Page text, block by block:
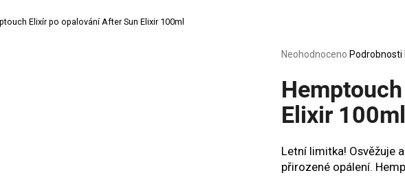
Elixír po opalování After Sun Elixir 100ml
Průměrné
produktu
je
0,0
z
hvězdiček.
Neohodnoceno
Elixir 100ml
Letní limitka! Osvěžuje
přirozené opálení.
MANUCURIST ACTIVE PLUMP AQUA